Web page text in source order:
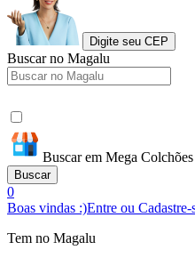
Digite seu CEP
Buscar no Magalu
Buscar em Mega Colchões
Buscar
0
Boas vindas :)Entre ou Cadastre-
Tem no Magalu